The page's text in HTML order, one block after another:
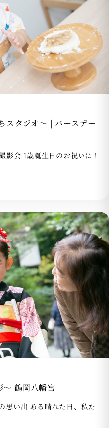
スタジオ〜 | バースデー
影会 1歳誕生日のお祝いに！
〜 鶴岡八幡宮
思い出 ある晴れた日、私た